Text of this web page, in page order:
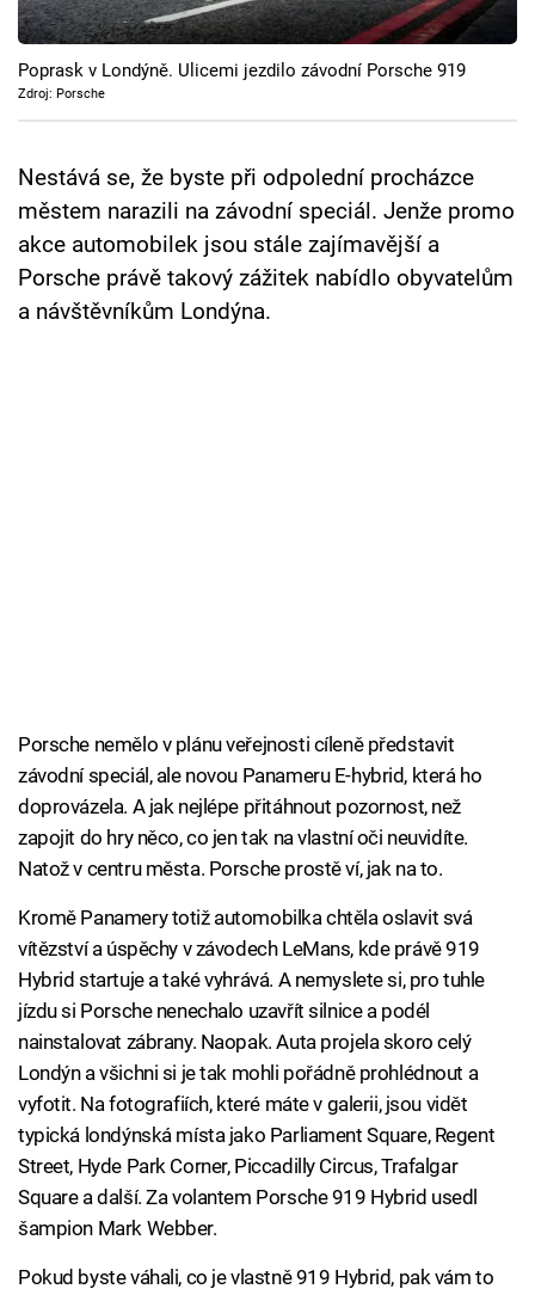
Cool Esport
Pořady
Sledujte prima+
Přihlášení
Poprask v Londýně. Ulicemi jezdilo závodní Porsche 919
Zdroj: Porsche
Nestává se, že byste při odpolední procházce
městem narazili na závodní speciál. Jenže promo
akce automobilek jsou stále zajímavější a
Porsche právě takový zážitek nabídlo obyvatelům
a návštěvníkům Londýna.
Porsche nemělo v plánu veřejnosti cíleně představit
závodní speciál, ale novou Panameru E-hybrid, která ho
doprovázela. A jak nejlépe přitáhnout pozornost, než
zapojit do hry něco, co jen tak na vlastní oči neuvidíte.
Natož v centru města. Porsche prostě ví, jak na to.
Kromě Panamery totiž automobilka chtěla oslavit svá
vítězství a úspěchy v závodech LeMans, kde právě 919
Hybrid startuje a také vyhrává. A nemyslete si, pro tuhle
jízdu si Porsche nenechalo uzavřít silnice a podél
nainstalovat zábrany. Naopak. Auta projela skoro celý
Londýn a všichni si je tak mohli pořádně prohlédnout a
vyfotit. Na fotografiích, které máte v galerii, jsou vidět
typická londýnská místa jako Parliament Square, Regent
Street, Hyde Park Corner, Piccadilly Circus, Trafalgar
Square a další. Za volantem Porsche 919 Hybrid usedl
šampion Mark Webber.
Pokud byste váhali, co je vlastně 919 Hybrid, pak vám to